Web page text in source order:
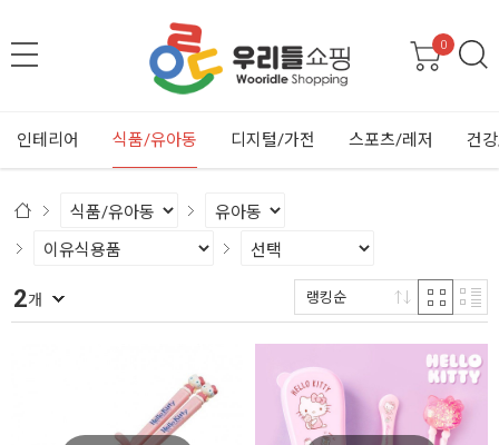
0
인테리어 식품/유아동 디지털/가전 스포츠/레저 건
2개 랭킹순